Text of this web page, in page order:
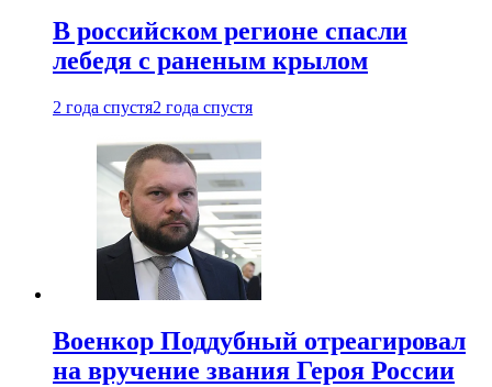
В российском регионе спасли
лебедя с раненым крылом
2 года спустя2 года спустя
Военкор Поддубный отреагировал
на вручение звания Героя России